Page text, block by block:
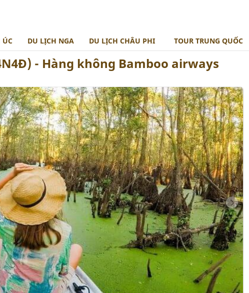
BẮC ÂU ĐÔNG ÂU
BALKAN
ÚC DU LỊCH NGA DU LỊCH CHÂU PHI
TOUR MOROCCO
TOUR TRUNG QUỐC
- Hàng không Bamboo airways